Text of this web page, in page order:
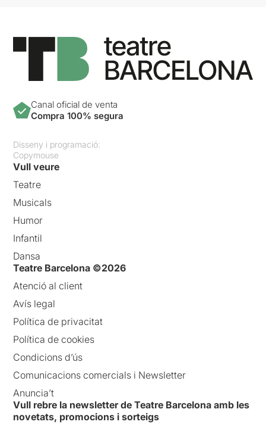
Canal oficial de venta
Compra 100% segura
Disseny i programació:
Copymouse
Vull veure
Teatre
Musicals
Humor
Infantil
Dansa
Teatre Barcelona ©2026
Atenció al client
Avís legal
Política de privacitat
Política de cookies
Condicions d’ús
Comunicacions comercials i Newsletter
Anuncia’t
Vull rebre la newsletter de Teatre Barcelona amb les
novetats, promocions i sorteigs